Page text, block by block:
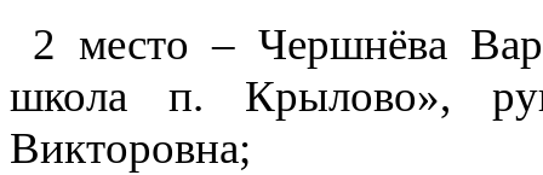
2 место – Чершнёва
школа п. Крылово»,
Викторовна;